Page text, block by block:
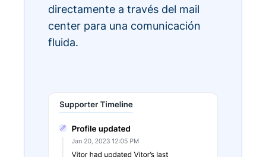
directamente a través del mail
center para una comunicación
fluida.